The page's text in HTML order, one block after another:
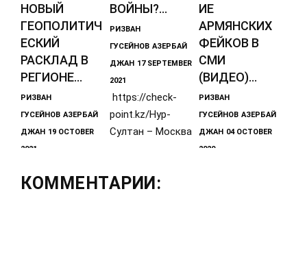
НОВЫЙ
ГЕОПОЛИТИЧ
ЕСКИЙ
РАСКЛАД В
РЕГИОНЕ...
РИЗВАН
ГУСЕЙНОВ АЗЕРБАЙ
ДЖАН 19 OCTOBER
2021
Ирану не
ВОЙНЫ?...
РИЗВАН
ГУСЕЙНОВ АЗЕРБАЙ
ДЖАН 17 SEPTEMBER
2021
https://check-
point.kz/Нур-
Султан – Москва
Игорь ХенРизван
ИЕ
АРМЯНСКИХ
ФЕЙКОВ В
СМИ
(ВИДЕО)...
РИЗВАН
ГУСЕЙНОВ АЗЕРБАЙ
ДЖАН 04 OCTOBER
2020
КОММЕНТАРИИ: